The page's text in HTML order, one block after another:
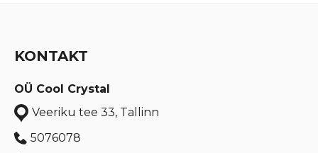
KONTAKT
OÜ Cool Crystal
Veeriku tee 33, Tallinn
5076078